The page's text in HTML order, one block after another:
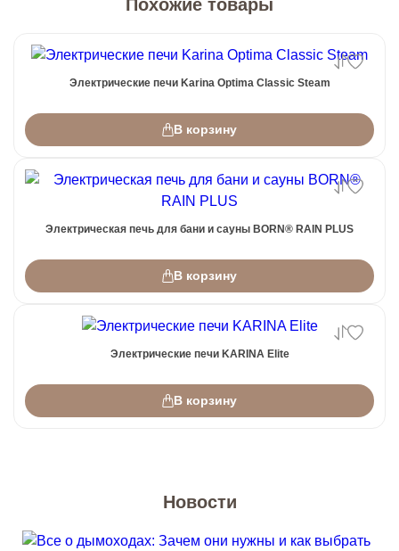
Похожие товары
Электрические печи Karina Optima Classic Steam
В корзину
Электрическая печь для бани и сауны BORN® RAIN PLUS
В корзину
Электрические печи KARINA Elite
В корзину
Новости